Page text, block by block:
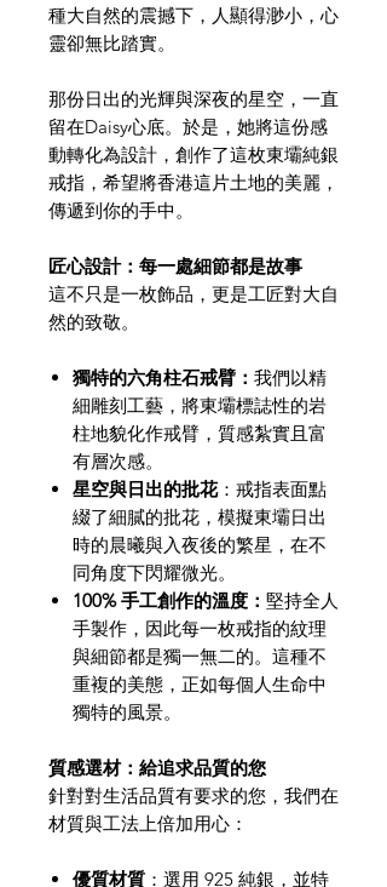
種大自然的震撼下，人顯得渺小，心
靈卻無比踏實。
那份日出的光輝與深夜的星空，一直
留在Daisy心底。於是，她將這份感
動轉化為設計，創作了這枚東壩純銀
戒指，希望將香港這片土地的美麗，
傳遞到你的手中。
匠心設計：每一處細節都是故事
這不只是一枚飾品，更是工匠對大自
然的致敬。
獨特的六角柱石戒臂： 我們以精
細雕刻工藝，將東壩標誌性的岩
柱地貌化作戒臂，質感紮實且富
有層次感。
星空與日出的批花：戒指表面點
綴了細膩的批花，模擬東壩日出
時的晨曦與入夜後的繁星，在不
同角度下閃耀微光。
100% 手工創作的溫度： 堅持全人
手製作，因此每一枚戒指的紋理
與細節都是獨一無二的。這種不
重複的美態，正如每個人生命中
獨特的風景。
質感選材：給追求品質的您
針對對生活品質有要求的您，我們在
材質與工法上倍加用心：
優質材質 ：選用 925 純銀，並特